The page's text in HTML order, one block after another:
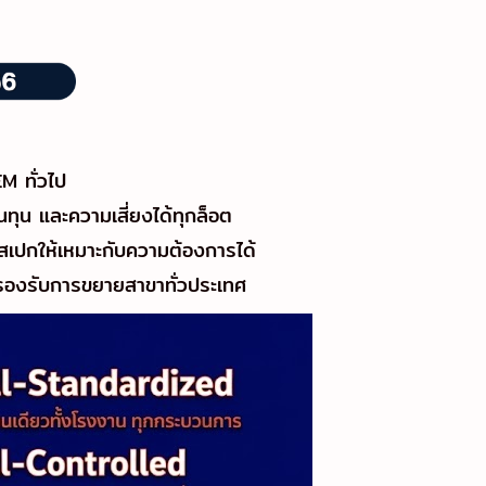
ทั่วไป
และความเสี่ยงได้ทุกล็อต
ให้เหมาะกับความต้องการได้
บการขยายสาขาทั่วประเทศ